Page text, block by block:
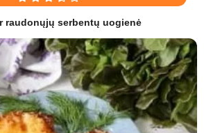
raudonųjų serbentų uogienė